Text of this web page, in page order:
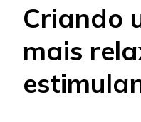
Criando
mais